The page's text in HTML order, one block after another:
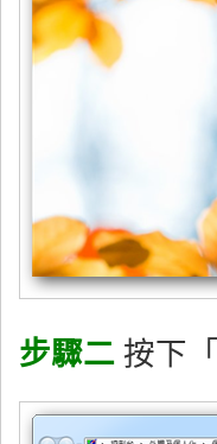
步驟二 按下